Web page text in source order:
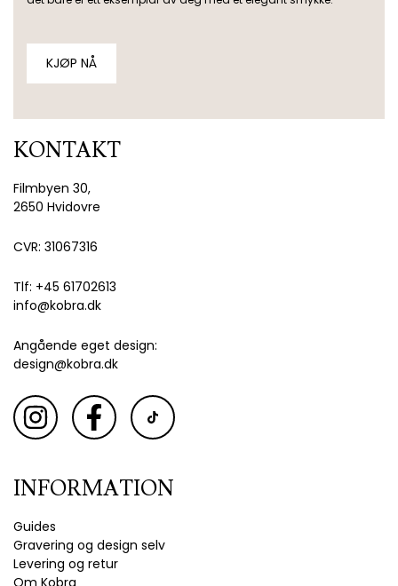
KJØP NÅ
KONTAKT
Filmbyen 30,
2650 Hvidovre
CVR: 31067316
Tlf: +45 61702613
info@kobra.dk
Angående eget design:
design@kobra.dk
INFORMATION
Guides
Gravering og design selv
Levering og retur
Om Kobra